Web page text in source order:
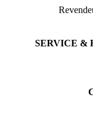
SERVICE &